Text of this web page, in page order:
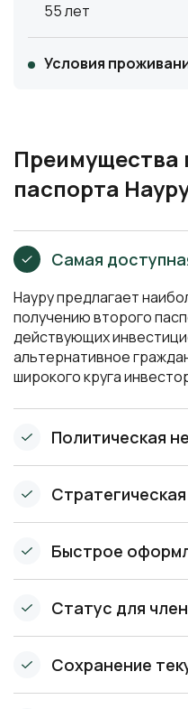
55 лет
Условия
Преимущества
паспорта
Самая
Науру предлагает
получению второго
действующих
альтернативное
широкого круга
Политическая
Быстрое
Статус для
Сохранение